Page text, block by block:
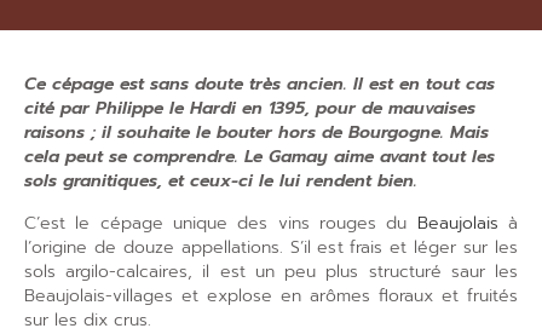
Ce cépage est sans doute très ancien. Il est en tout cas
cité par Philippe le Hardi en 1395, pour de mauvaises
raisons ; il souhaite le bouter hors de Bourgogne. Mais
cela peut se comprendre. Le Gamay aime avant tout les
sols granitiques, et ceux-ci le lui rendent bien.
C’est le cépage unique des vins rouges du Beaujolais à
l’origine de douze appellations. S’il est frais et léger sur les
sols argilo-calcaires, il est un peu plus structuré saur les
Beaujolais-villages et explose en arômes floraux et fruités
sur les dix crus.